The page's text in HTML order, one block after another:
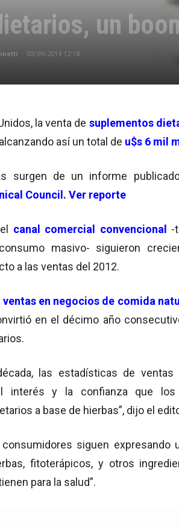
un
- 03/09/2014 12:18
la venta de suplementos
así un total de u$s 6 mil
surgen de un informe
Council. Ver reporte
canal comercial convencional -
masivo- siguieron
a las ventas del 2012.
ventas en negocios de comida
en el décimo año
las estadísticas de
interés y la confianza que los
a base de hierbas”, dijo el
siguen expresando
fitoterápicos, y otros
para la salud”.